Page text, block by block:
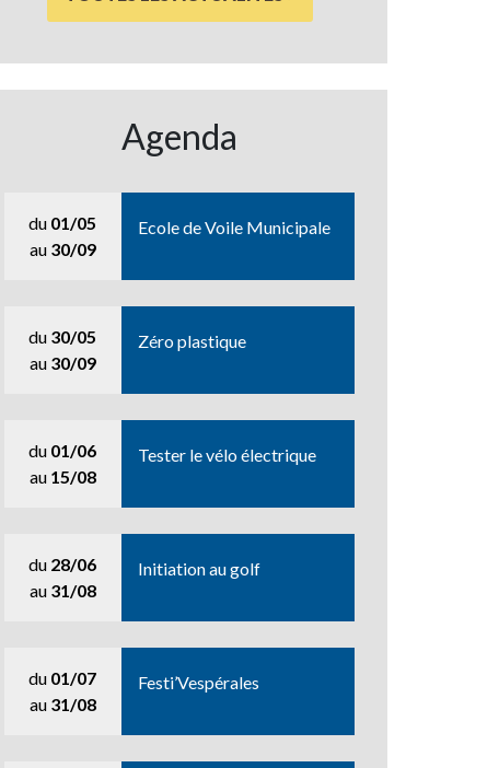
Agenda
du 01/05
au 30/09
Ecole de Voile Municipale
du 30/05
au 30/09
Zéro plastique
du 01/06
au 15/08
Tester le vélo électrique
du 28/06
au 31/08
Initiation au golf
du 01/07
au 31/08
Festi’Vespérales